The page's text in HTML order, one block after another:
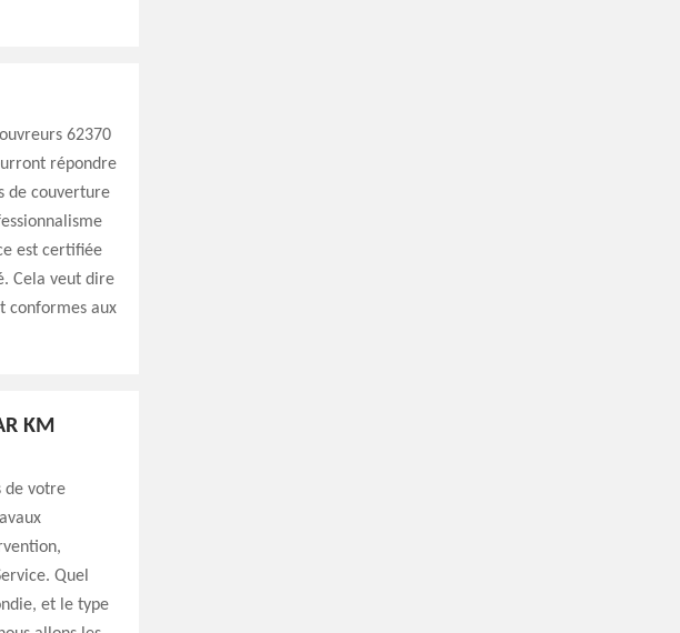
62370
répondre
de couverture
est certifiée
Cela veut dire
conformes aux
KM
de votre
Quel
et le type